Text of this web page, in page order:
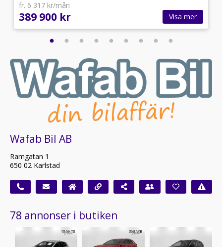
• Speglar i solskydden upplysta
• Trådlös mobilladdare - Qi-std.
fr. 6 317 kr/mån
389 900 kr Visa mer
Wafab Bil AB
Ramgatan 1
650 02 Karlstad
78 annonser i butiken